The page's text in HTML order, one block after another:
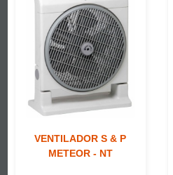
VENTILADOR S & P
METEOR - NT